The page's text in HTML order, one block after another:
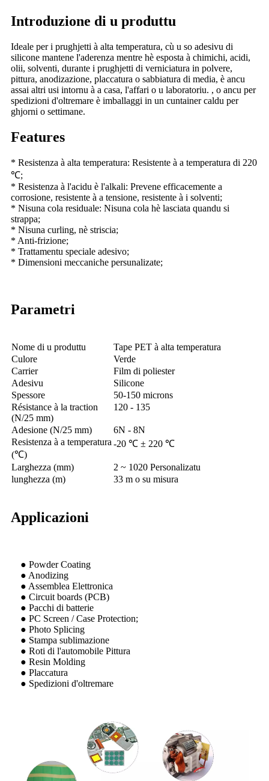
Introduzione di u produttu
Ideale per i prughjetti à alta temperatura, cù u so adesivu di
silicone mantene l'aderenza mentre hè esposta à chimichi, acidi,
olii, solventi, durante i prughjetti di verniciatura in polvere,
pittura, anodizazione, placcatura o sabbiatura di media, è ancu
assai altri usi intornu à a casa, l'affari o u laboratoriu. , o ancu per
spedizioni d'oltremare è imballaggi in un cuntainer caldu per
ghjorni o settimane.
Features
* Resistenza à alta temperatura: Resistente à a temperatura di 220
℃;
* Resistenza à l'acidu è l'alkali: Prevene efficacemente a
corrosione, resistente à a tensione, resistente à i solventi;
* Nisuna cola residuale: Nisuna cola hè lasciata quandu si
strappa;
* Nisuna curling, nè striscia;
* Anti-frizione;
* Trattamentu speciale adesivo;
* Dimensioni meccaniche persunalizate;
Parametri
Nome di u produttu
Tape PET à alta temperatura
Culore
Verde
Carrier
Film di poliester
Adesivu
Silicone
Spessore
50-150 microns
Résistance à la traction
(N/25 mm)
120 - 135
Adesione (N/25 mm)
6N - 8N
Resistenza à a temperatura
(℃)
-20 ℃ ± 220 ℃
Larghezza (mm)
2 ~ 1020 Personalizatu
lunghezza (m)
33 m o su misura
Applicazioni
● Powder Coating
● Anodizing
● Assemblea Elettronica
● Circuit boards (PCB)
● Pacchi di batterie
● PC Screen / Case Protection;
● Photo Splicing
● Stampa sublimazione
● Roti di l'automobile Pittura
● Resin Molding
● Placcatura
● Spedizioni d'oltremare